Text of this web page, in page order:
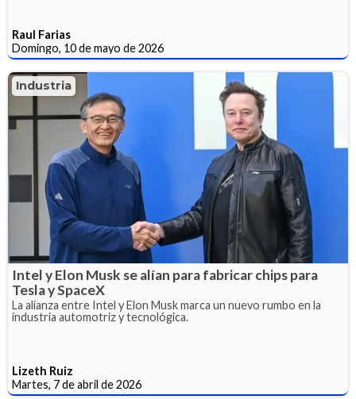
Raul Farias
Domingo, 10 de mayo de 2026
Industria
Intel y Elon Musk se alían para fabricar chips para
Tesla y SpaceX
La alianza entre Intel y Elon Musk marca un nuevo rumbo en la
industria automotriz y tecnológica.
Lizeth Ruiz
Martes, 7 de abril de 2026